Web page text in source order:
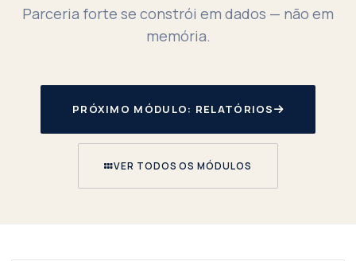
Parceria forte se constrói em dados — não em
memória.
PRÓXIMO MÓDULO: RELATÓRIOS
VER TODOS OS MÓDULOS